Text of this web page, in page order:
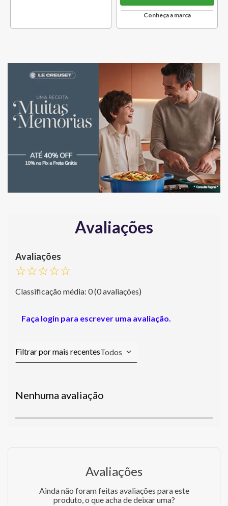
Conheça a marca
Avaliações
☆☆☆☆☆
Classificação média: 0(0 avaliações)
Faça login para escrever uma avaliação.
Todos
Nenhuma avaliação
Avaliações
Ainda não foram feitas avaliações para este
produto, o que acha de deixar uma?